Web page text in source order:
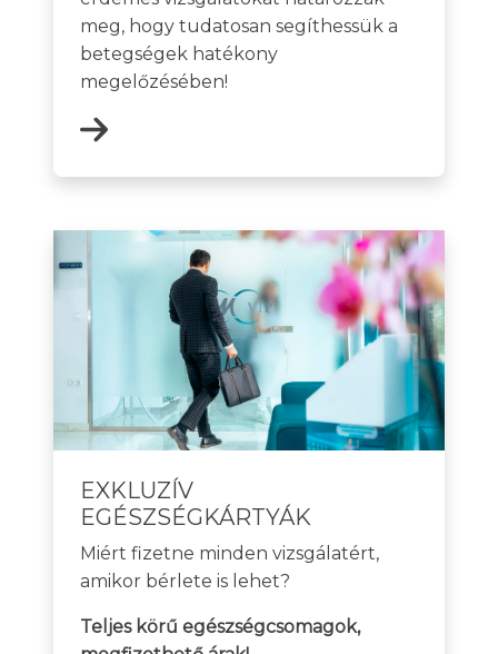
meg, hogy tudatosan segíthessük a
betegségek hatékony
megelőzésében!
EXKLUZÍV
EGÉSZSÉGKÁRTYÁK
Miért fizetne minden vizsgálatért,
amikor bérlete is lehet?
Teljes körű egészségcsomagok,